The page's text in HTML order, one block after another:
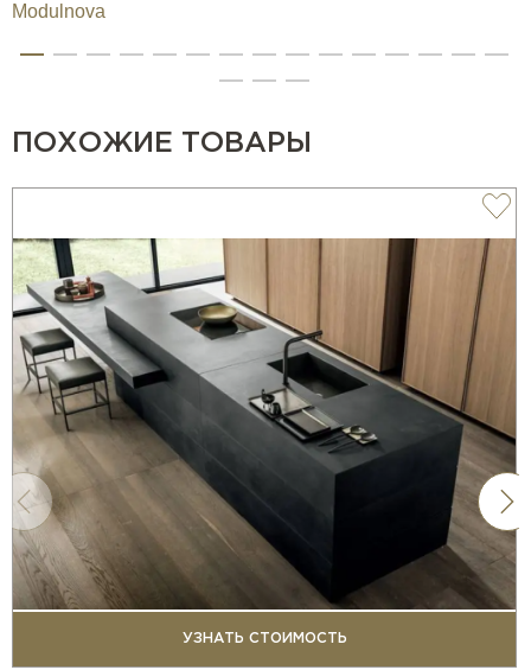
Modulnova
ПОХОЖИЕ ТОВАРЫ
УЗНАТЬ СТОИМОСТЬ